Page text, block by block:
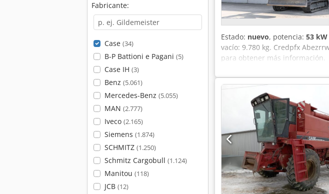
Fabricante:
Case (34)
B-P Battioni e Pagani (5)
Case IH (3)
Benz (5.061)
Mercedes-Benz (5.055)
MAN (2.777)
Iveco (2.165)
Siemens (1.874)
SCHMITZ (1.250)
Schmitz Cargobull (1.124)
Manitou (118)
JCB (12)
Estado: nuevo, potencia: 53 kW
vacío: 9.780 kg. Credpfx
para obtener más información.